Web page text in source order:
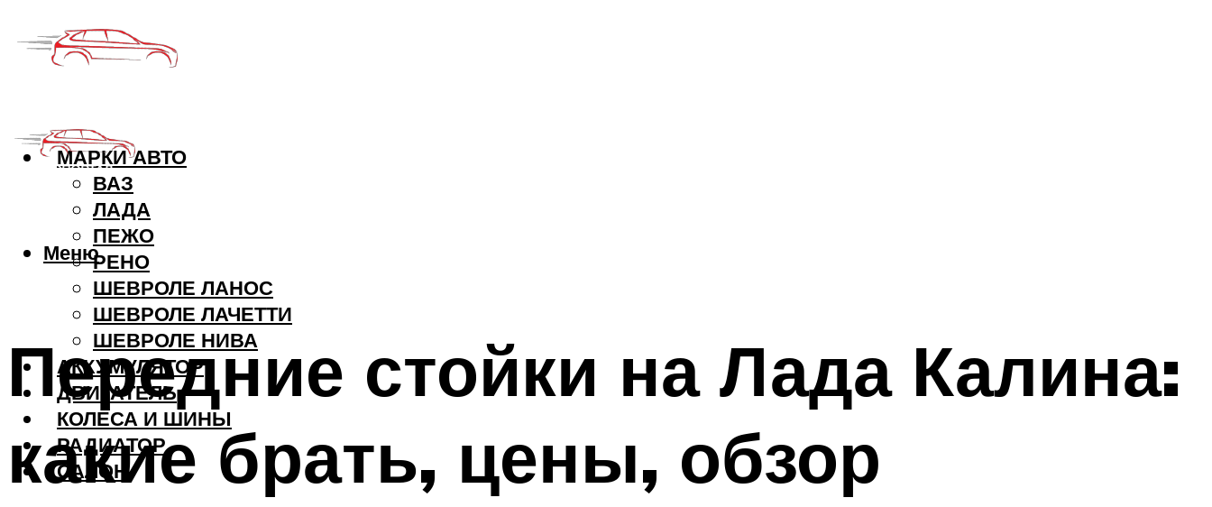
МАРКИ АВТО
ВАЗ
ЛАДА
ПЕЖО
РЕНО
ШЕВРОЛЕ ЛАНОС
ШЕВРОЛЕ ЛАЧЕТТИ
ШЕВРОЛЕ НИВА
АККУМУЛЯТОР
ДВИГАТЕЛЬ
КОЛЕСА И ШИНЫ
РАДИАТОР
САЛОН
Меню
Передние стойки на Лада Калина:
какие брать, цены, обзор